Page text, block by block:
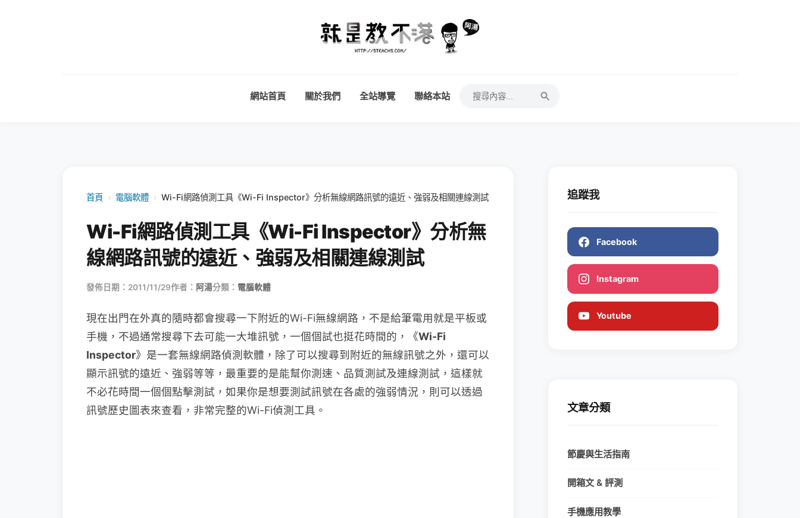
網站首頁 關於我們 全站導覽 聯絡本站
首頁 › 電腦軟體 › Wi-Fi網路偵測工具《Wi-Fi Inspector》分析無線網路訊號的遠近、強弱及相關連線測試
Wi-Fi網路偵測工具《Wi-Fi Inspector》分析無
線網路訊號的遠近、強弱及相關連線測試
發佈日期：2011/11/29作者： 阿湯分類： 電腦軟體
現在出門在外真的隨時都會搜尋一下附近的Wi-Fi無線網路，不是給筆電用就是平板或
手機，不過通常搜尋下去可能一大堆訊號，一個個試也挺花時間的，《Wi-Fi
Inspector》是一套無線網路偵測軟體，除了可以搜尋到附近的無線訊號之外，還可以
顯示訊號的遠近、強弱等等，最重要的是能幫你測速、品質測試及連線測試，這樣就
不必花時間一個個點擊測試，如果你是想要測試訊號在各處的強弱情況，則可以透過
訊號歷史圖表來查看，非常完整的Wi-Fi偵測工具。
追蹤我
Facebook
Instagram
Youtube
文章分類
節慶與生活指南
開箱文 & 評測
手機應用教學